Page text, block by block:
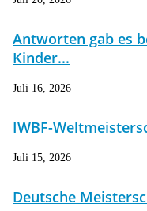
Antworten gab es
Kinder...
Juli 16, 2026
IWBF-
Juli 15, 2026
Deutsche